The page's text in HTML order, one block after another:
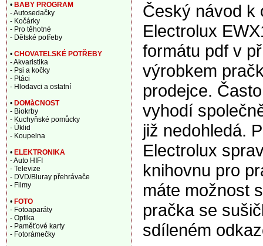
Český návod k
Electrolux
formátu pdf v
výrobkem
prodejce.
vyhodí
již nedohledá.
Electrolux
knihovnu pro
máte možnost
pračka se
sdíleném
• BABY PROGRAM
- Autosedačky
- Kočárky
- Pro těhotné
- Dětské potřeby
• CHOVATELSKÉ POTŘEBY
- Akvaristika
- Psi a kočky
- Ptáci
- Hlodavci a ostatní
• DOMàCNOST
- Biokrby
- Kuchyňské pomůcky
- Úklid
- Koupelna
• ELEKTRONIKA
- Auto HIFI
- Televize
- DVD/Bluray přehrávače
- Filmy
• FOTO
- Fotoaparáty
- Optika
- Paměťové karty
- Fotorámečky